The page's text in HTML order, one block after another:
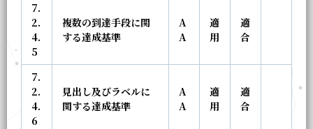
7.
2.
4.
5
複数の到達手段に関
する達成基準
A
A
適
用
適
合
7.
2.
4.
6
見出し及びラベルに
関する達成基準
A
A
適
用
適
合